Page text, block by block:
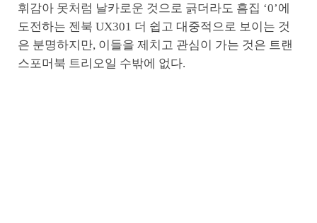
휘감아 못처럼 날카로운 것으로 긁더라도 흠집 ‘0’에
도전하는 젠북 UX301 더 쉽고 대중적으로 보이는 것
은 분명하지만, 이들을 제치고 관심이 가는 것은 트랜
스포머북 트리오일 수밖에 없다.